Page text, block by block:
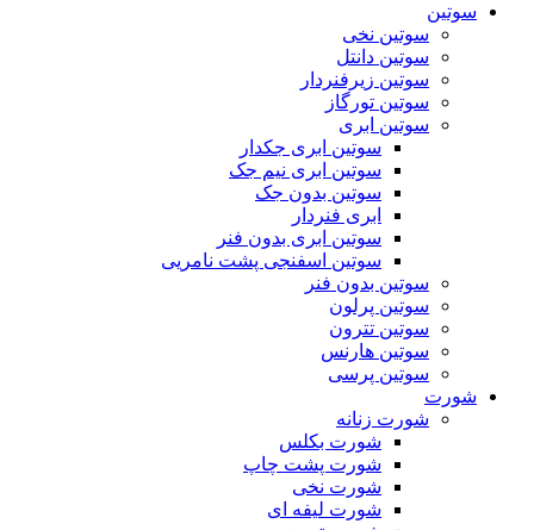
سوتین
سوتین نخی
سوتین دانتل
سوتین زیرفنردار
سوتین تورگاز
سوتین ابری
سوتین ابری جکدار
سوتین ابری نیم جک
سوتین بدون جک
ابری فنردار
سوتین ابری بدون فنر
سوتین اسفنجی پشت نامریی
سوتین بدون فنر
سوتین پرلون
سوتین تترون
سوتین هارنس
سوتین پرسی
شورت
شورت زنانه
شورت بکلس
شورت پشت چاپ
شورت نخی
شورت لیفه ای